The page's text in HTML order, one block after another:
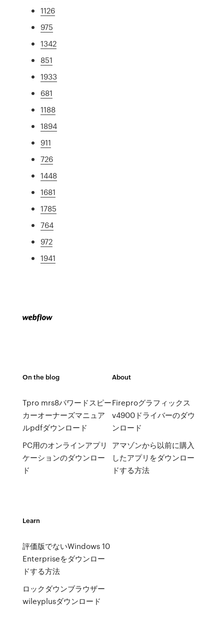
1126
975
1342
851
1933
681
1188
1894
911
726
1448
1681
1785
764
972
1941
On the blog
Tpro mrs8パワードスピー
カーオーナーズマニュア
ルpdfダウンロード
PC用のオンラインアプリ
ケーションのダウンロー
ド
About
Fireproグラフィックス
v4900ドライバーのダウ
ンロード
アマゾンから以前に購入
したアプリをダウンロー
ドする方法
Learn
評価版でないWindows 10
Enterpriseをダウンロー
ドする方法
ロックダウンブラウザー
wileyplusダウンロード